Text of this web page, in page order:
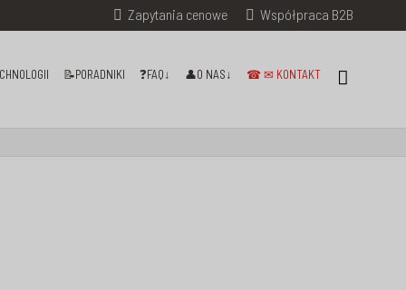
Zapytania cenowe Współpraca B2B
📝PORADNIKI ❓FAQ↓ 👤O NAS↓ ☎ ✉ KONTAKT